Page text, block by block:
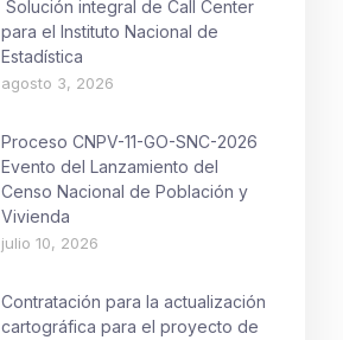
Solución integral de Call Center
para el Instituto Nacional de
Estadística
agosto 3, 2026
Proceso CNPV-11-GO-SNC-2026
Evento del Lanzamiento del
Censo Nacional de Población y
Vivienda
julio 10, 2026
Contratación para la actualización
cartográfica para el proyecto de